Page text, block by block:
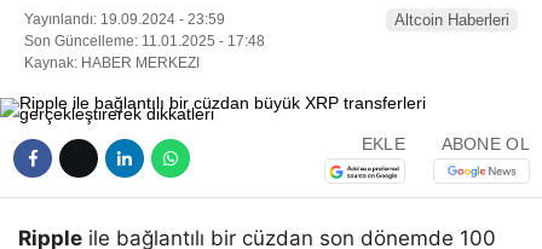
Yayınlandı: 19.09.2024 - 23:59
Son Güncelleme: 11.01.2025 - 17:48
Kaynak: HABER MERKEZI
Altcoin Haberleri
EKLE ABONE OL
Ripple ile bağlantılı bir cüzdan son dönemde 100